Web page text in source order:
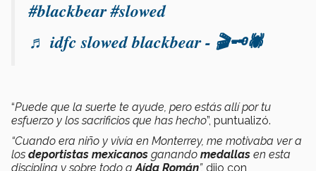
#blackbear#slowed
♬ idfc slowed blackbear - 🎬🗝🕷
“Puede que la suerte te ayude, pero estás allí por tu
esfuerzo y los sacrificios que has hecho”, puntualizó.
“Cuando era niño y vivía en Monterrey, me motivaba ver a
los deportistas mexicanos ganando medallas en esta
disciplina y sobre todo aAída Román”, dijo con